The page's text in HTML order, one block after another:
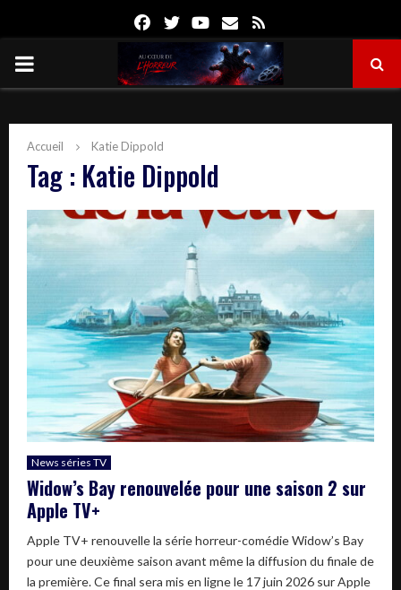
FacebookTwitterYoutube
Email
PRIMARY
Accueil Katie Dippold
Tag : Katie Dippold
News séries TV
Widow’s Bay renouvelée pour une saison 2 sur
Apple TV+
Apple TV+ renouvelle la série horreur-comédie Widow’s Bay
pour une deuxième saison avant même la diffusion du finale de
la première. Ce final sera mis en ligne le 17 juin 2026 sur Apple